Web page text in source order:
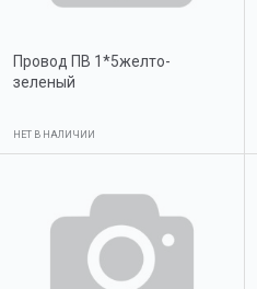
Провод ПВ 1*5желто-
зеленый
НЕТ В НАЛИЧИИ